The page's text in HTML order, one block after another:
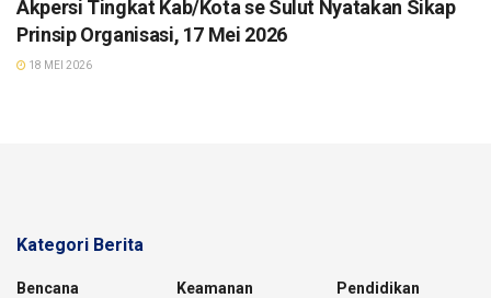
Akpersi Tingkat Kab/Kota se Sulut Nyatakan Sikap
Prinsip Organisasi, 17 Mei 2026
18 MEI 2026
Kategori Berita
Bencana Keamanan Pendidikan